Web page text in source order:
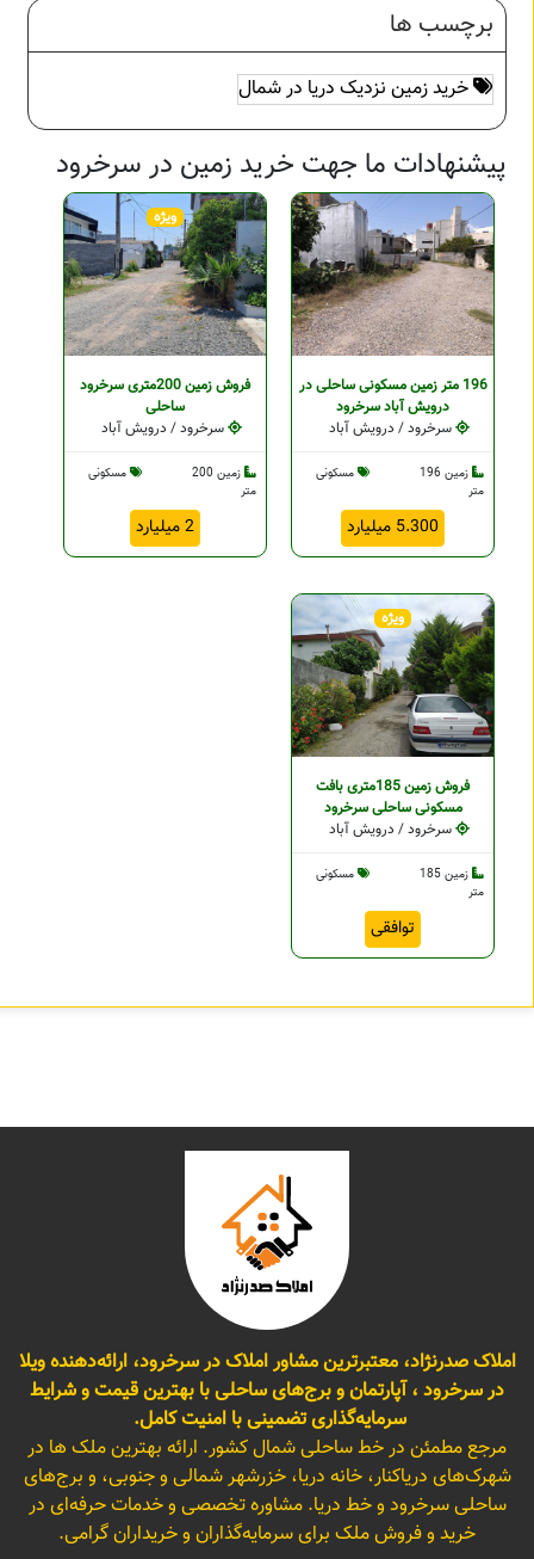
برچسب ها
خرید زمین نزدیک دریا در شمال
پیشنهادات ما جهت خرید زمین در سرخرود
196 متر زمین مسکونی ساحلی در
درویش آباد سرخرود
سرخرود / درویش آباد
زمین 196
متر
مسکونی
5.300 میلیارد
ویژه
فروش زمین 200متری سرخرود
ساحلی
سرخرود / درویش آباد
زمین 200
متر
مسکونی
2 میلیارد
ویژه
فروش زمین 185متری بافت
مسکونی ساحلی سرخرود
سرخرود / درویش آباد
زمین 185
متر
مسکونی
توافقی
املاک صدرنژاد، معتبرترین مشاور املاک در سرخرود، ارائه‌دهنده ویلا
در سرخرود ، آپارتمان و برج‌های ساحلی با بهترین قیمت و شرایط
سرمایه‌گذاری تضمینی با امنیت کامل.
مرجع مطمئن در خط ساحلی شمال کشور. ارائه بهترین ملک ها در
شهرک‌های دریاکنار، خانه دریا، خزرشهر شمالی و جنوبی، و برج‌های
ساحلی سرخرود و خط دریا. مشاوره تخصصی و خدمات حرفه‌ای در
خرید و فروش ملک برای سرمایه‌گذاران و خریداران گرامی.